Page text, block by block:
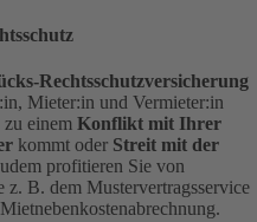
Rechtsschutzversicherung
Mieter:in und Vermieter:in
einem Konflikt mit Ihrer
kommt oder Streit mit der
profitieren Sie von
z. B. dem Mustervertragsservice